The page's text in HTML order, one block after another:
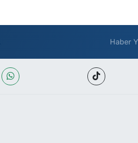
Haber